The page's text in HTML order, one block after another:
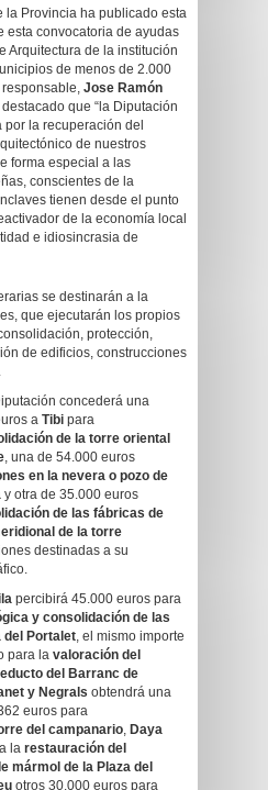
Provincia ha publicado esta
esta convocatoria de ayudas
Arquitectura de la institución
de menos de 2.000
Jose Ramón
destacado que “la Diputación
la recuperación del
de nuestros
forma especial a las
conscientes de la
tienen desde el punto
de la economía local
e idiosincrasia de
se destinarán a la
que ejecutarán los propios
protección,
de edificios, construcciones
concederá una
a Tibi para
de la torre oriental
, una de 54.000 euros
en la nevera o pozo de
y otra de 35.000 euros
de las fábricas de
de la torre
destinadas a su
percibirá 45.000 euros para
y consolidación de las
del Portalet, el mismo importe
para la valoración del
del Barranc de
y Negrals obtendrá una
euros para
del campanario, Daya
la restauración del
mármol de la Plaza del
otros 30.000 euros para